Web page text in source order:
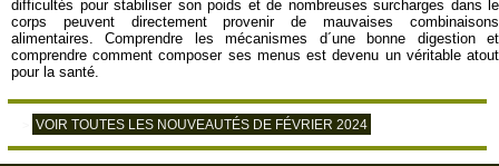
difficultés pour stabiliser son poids et de nombreuses surcharges dans le
corps peuvent directement provenir de mauvaises combinaisons
alimentaires. Comprendre les mécanismes d´une bonne digestion et
comprendre comment composer ses menus est devenu un véritable atout
pour la santé.
VOIR TOUTES LES NOUVEAUTÉS DE FÉVRIER 2024